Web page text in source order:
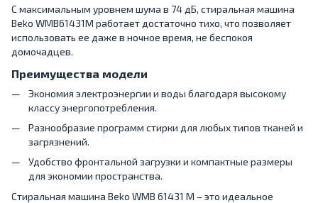
С максимальным уровнем шума в 74 дБ, стиральная машина
Beko WMB61431M работает достаточно тихо, что позволяет
использовать ее даже в ночное время, не беспокоя
домочадцев.
Преимущества модели
Экономия электроэнергии и воды благодаря высокому
классу энергопотребления.
Разнообразие программ стирки для любых типов тканей и
загрязнений.
Удобство фронтальной загрузки и компактные размеры
для экономии пространства.
Стиральная машина Beko WMB 61431 M – это идеальное